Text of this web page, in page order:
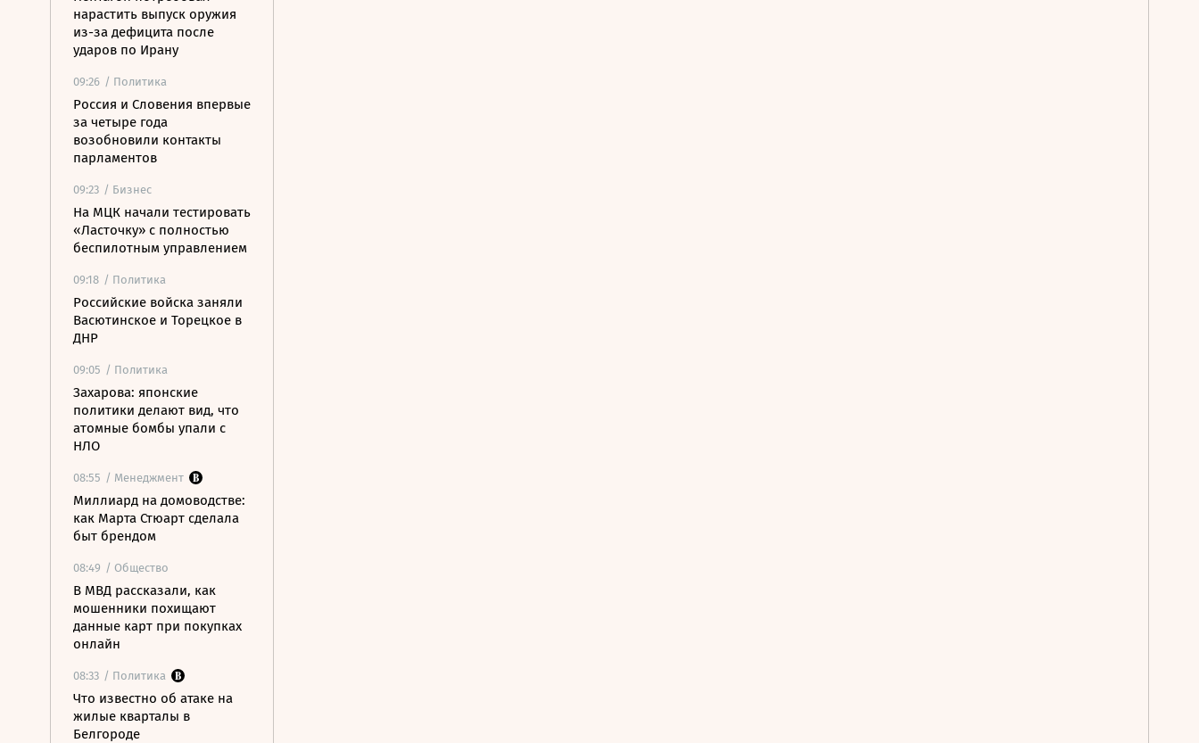
нарастить выпуск оружия
из-за дефицита после
ударов по Ирану
09:26 / Политика
Россия и Словения впервые
за четыре года
возобновили контакты
парламентов
09:23 / Бизнес
На МЦК начали тестировать
«Ласточку» с полностью
беспилотным управлением
09:18 / Политика
Российские войска заняли
Васютинское и Торецкое в
ДНР
09:05 / Политика
Захарова: японские
политики делают вид, что
атомные бомбы упали с
НЛО
08:55 / Менеджмент
Миллиард на домоводстве:
как Марта Стюарт сделала
быт брендом
08:49 / Общество
В МВД рассказали, как
мошенники похищают
данные карт при покупках
онлайн
08:33 / Политика
Что известно об атаке на
жилые кварталы в
Белгороде